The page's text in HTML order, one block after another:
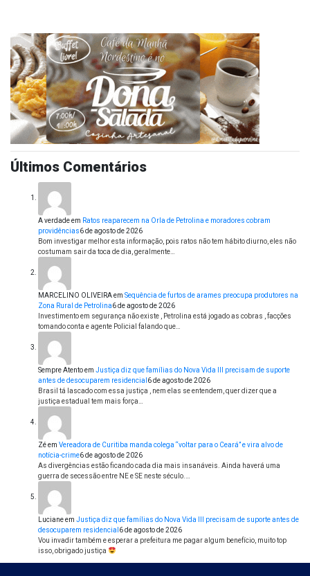
Últimos Comentários
A verdadeem Ratos reaparecem na Orla de Petrolina e moradores cobram
providências6 de agosto de 2026
Bom investigar melhor esta informação, pois ratos não tem hábito diurno, eles não
costumam sair da toca de dia, geralmente…
MARCELINO OLIVEIRAem Sequência de furtos de arames preocupa produtores na
Zona Rural de Petrolina6 de agosto de 2026
Investimento em segurança não existe , Petrolina está jogado as cobras , facções
tomando conta e agente Policial falando que…
Sempre Atentoem Justiça diz que famílias do Nova Vida III precisam de suporte
antes de desocuparem residencial 6 de agosto de 2026
Brasil tá lascado com essa justiça , nem elas se entendem, quer dizer que a
justiça estadual tem mais força…
Zéem Vereadora de Curitiba manda colega “voltar para o Ceará” e vira alvo de
notícia-crime6 de agosto de 2026
As divergências estão ficando cada dia mais insanáveis. Ainda haverá uma
guerra de secessão entre NE e SE neste século.…
Lucianeem Justiça diz que famílias do Nova Vida III precisam de suporte antes de
desocuparem residencial 6 de agosto de 2026
Vou invadir também e esperar a prefeitura me pagar algum benefício, muito top
isso, obrigado justiça